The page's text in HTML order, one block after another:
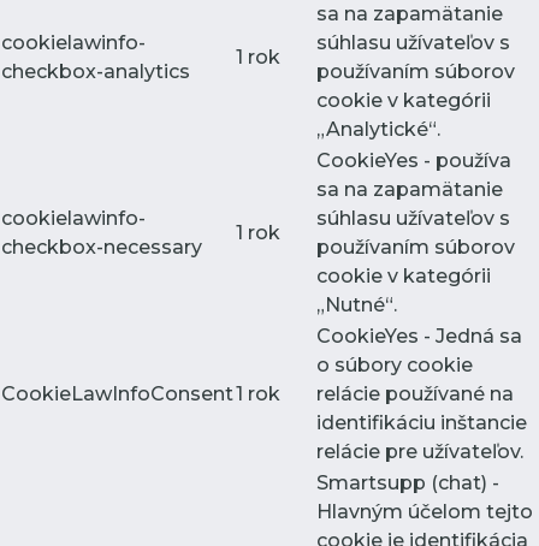
cookielawinfo-
checkbox-analytics
1 rok
sa na zapamätanie
súhlasu užívateľov s
používaním súborov
cookie v kategórii
„Analytické“.
cookielawinfo-
checkbox-necessary
1 rok
CookieYes - používa
sa na zapamätanie
súhlasu užívateľov s
používaním súborov
cookie v kategórii
„Nutné“.
CookieLawInfoConsent1 rok
CookieYes - Jedná sa
o súbory cookie
relácie používané na
identifikáciu inštancie
relácie pre užívateľov.
Smartsupp (chat) -
Hlavným účelom tejto
cookie je identifikácia